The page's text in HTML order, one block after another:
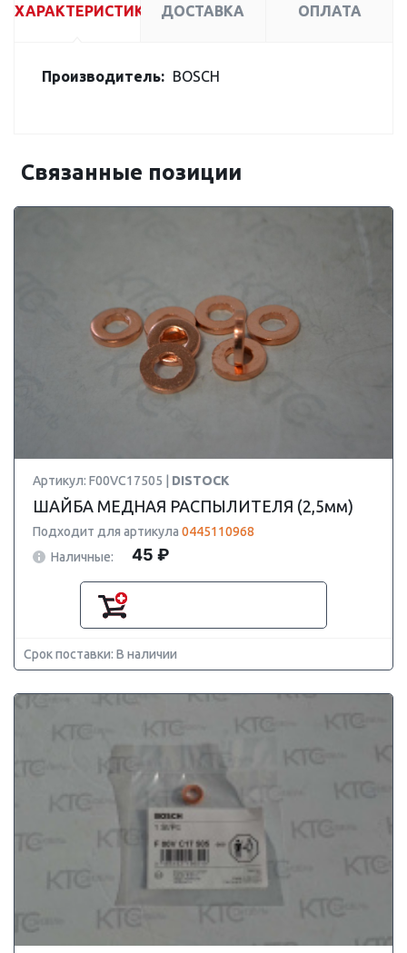
ХАРАКТЕРИСТИКИ ДОСТАВКА ОПЛАТА
Производитель: BOSCH
Связанные позиции
Артикул: F00VC17505 | DISTOCK
ШАЙБА МЕДНАЯ РАСПЫЛИТЕЛЯ (2,5мм)
Подходит для артикула 0445110968
Наличные:
45 ₽
Срок поставки: В наличии